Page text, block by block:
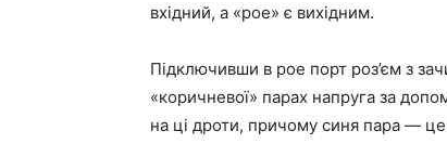
вхідний, а «poe» є вихідним.
Підключивши в poe порт роз’єм з
«коричневої» парах напруга за
на ці дроти, причому синя пара —